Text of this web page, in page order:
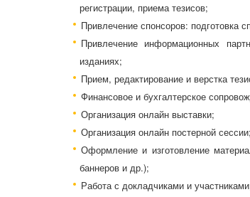
регистрации, приема тезисов;
Привлечение спонсоров: подготовка
Привлечение информационных
изданиях;
Прием, редактирование и верстка
Финансовое и бухгалтерское
Организация онлайн выставки;
Организация онлайн постерной сессии;
Оформление и изготовление
баннеров и др.);
Работа с докладчиками и